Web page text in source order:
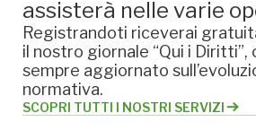
assisterà nelle varie
Registrandoti riceverai
il nostro giornale “Qui i Diritti”,
sempre aggiornato
normativa.
SCOPRI TUTTI I NOSTRI SERVIZI